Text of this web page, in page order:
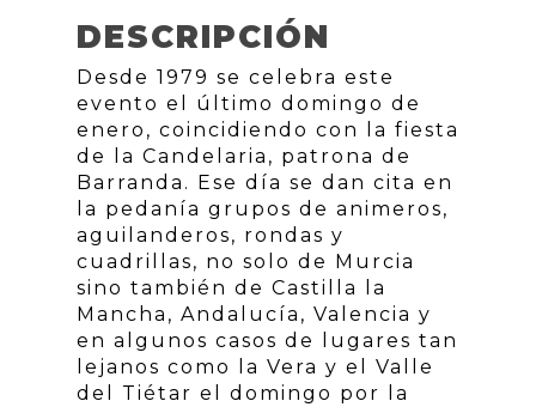
DESCRIPCIÓN
Desde 1979 se celebra este
evento el último domingo de
enero, coincidiendo con la fiesta
de la Candelaria, patrona de
Barranda. Ese día se dan cita en
la pedanía grupos de animeros,
aguilanderos, rondas y
cuadrillas, no solo de Murcia
sino también de Castilla la
Mancha, Andalucía, Valencia y
en algunos casos de lugares tan
lejanos como la Vera y el Valle
del Tiétar el domingo por la